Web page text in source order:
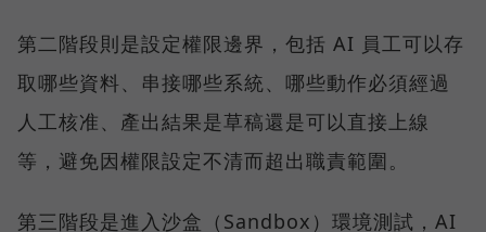
第二階段則是設定權限邊界，包括 AI 員工可以存
取哪些資料、串接哪些系統、哪些動作必須經過
人工核准、產出結果是草稿還是可以直接上線
等，避免因權限設定不清而超出職責範圍。
第三階段是進入沙盒（Sandbox）環境測試，AI